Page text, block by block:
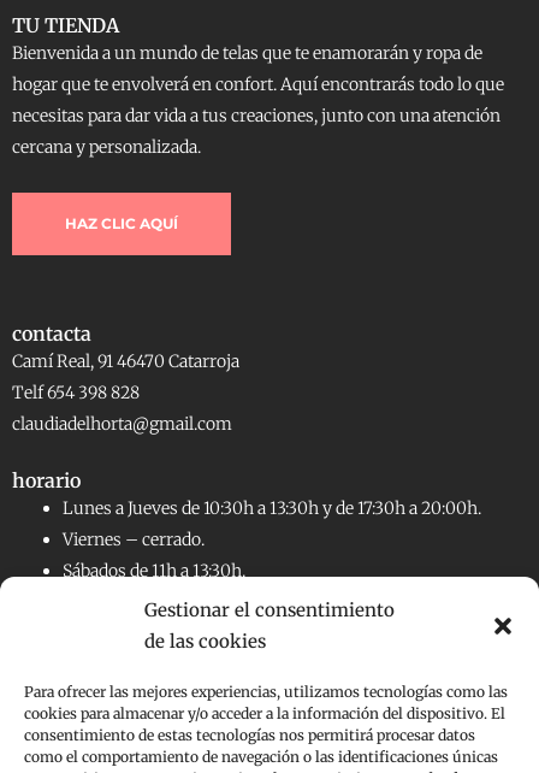
Gestionar el consentimiento
de las cookies
Para ofrecer las mejores experiencias, utilizamos tecnologías como las
cookies para almacenar y/o acceder a la información del dispositivo. El
consentimiento de estas tecnologías nos permitirá procesar datos
como el comportamiento de navegación o las identificaciones únicas
TU TIENDA
Bienvenida a un mundo de telas que te enamorarán y ropa de
hogar que te envolverá en confort. Aquí encontrarás todo lo que
necesitas para dar vida a tus creaciones, junto con una atención
cercana y personalizada.
HAZ CLIC AQUÍ
contacta
Camí Real, 91 46470 Catarroja
Telf 654 398 828
claudiadelhorta@gmail.com
horario
Lunes a Jueves de 10:30h a 13:30h y de 17:30h a 20:00h.
Viernes – cerrado.
Sábados de 11h a 13:30h.
Aviso legal